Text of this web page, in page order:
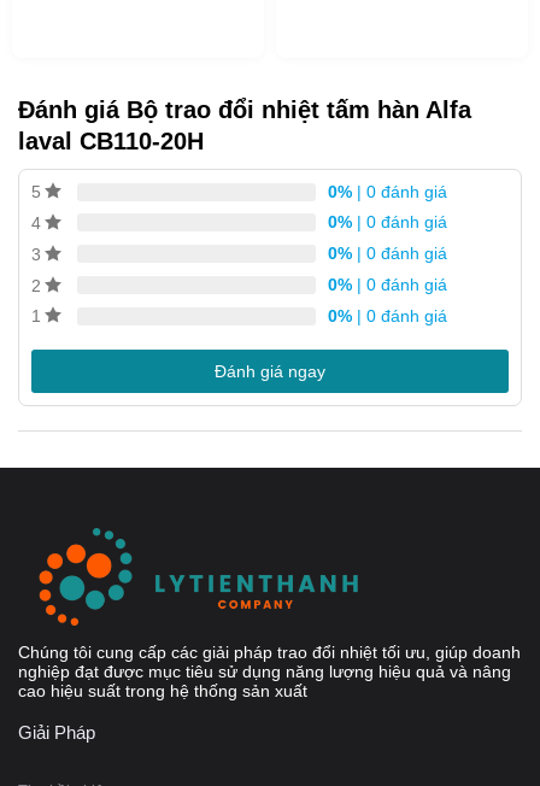
Làm mát dầu
Làm nóng và làm mát hệ thống công nghiệp
Lợi ích:
Kích thước nhỏ gọn
Dễ lắp đặt
Tất cả các bộ phận đều được kiểm tra áp suất và rò rỉ
Không có Ron
Đánh giá Bộ trao đổi nhiệt tấm hàn Alfa
laval CB110-20H
5 0% | 0 đánh giá
4
0% | 0 đánh giá
3
0% | 0 đánh giá
2
0% | 0 đánh giá
1
0% | 0 đánh giá
Đánh giá ngay
Chúng tôi cung cấp các giải pháp trao đổi nhiệt tối ưu, giúp doanh
nghiệp đạt được mục tiêu sử dụng năng lượng hiệu quả và nâng
cao hiệu suất trong hệ thống sản xuất
Giải Pháp